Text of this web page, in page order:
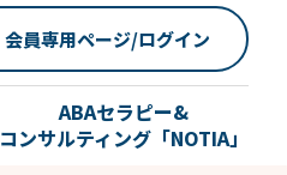
会員専用ページ/ログイン
ABAセラピー&
コンサルティング「NOTIA」